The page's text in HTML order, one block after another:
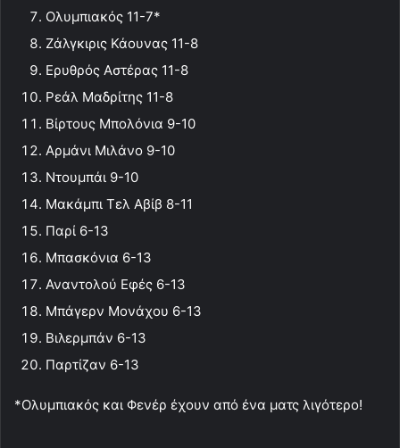
Ολυμπιακός 11-7*
Ζάλγκιρις Κάουνας 11-8
Ερυθρός Αστέρας 11-8
Ρεάλ Μαδρίτης 11-8
Βίρτους Μπολόνια 9-10
Αρμάνι Μιλάνο 9-10
Ντουμπάι 9-10
Μακάμπι Τελ Αβίβ 8-11
Παρί 6-13
Μπασκόνια 6-13
Αναντολού Εφές 6-13
Μπάγερν Μονάχου 6-13
Βιλερμπάν 6-13
Παρτίζαν 6-13
*Ολυμπιακός και Φενέρ έχουν από ένα ματς λιγότερο!